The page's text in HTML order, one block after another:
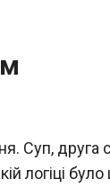
Суп, друга
логіці